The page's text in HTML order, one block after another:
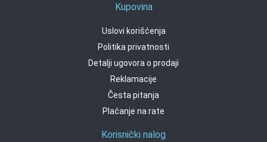
Kupovina
Uslovi korišćenja
Politika privatnosti
Detalji ugovora o prodaji
Reklamacije
Česta pitanja
Plaćanje na rate
Korisnički nalog